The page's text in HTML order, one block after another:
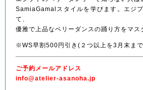
SamiaGamalスタイルを学びます。エジ
て、
優雅で上品なベリーダンスの踊り方をマス
※WS早割500円引き(２つ以上を3月末ま
ご予約メールアドレス
info@atelier-asanoha.jp